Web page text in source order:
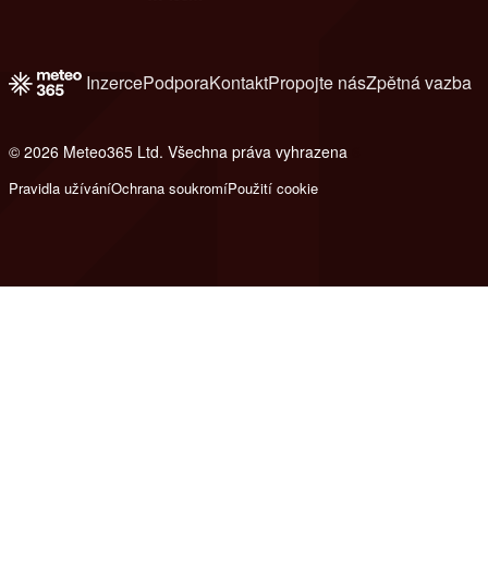
InzercePodporaKontaktPropojte násZpětná vazba
© 2026 Meteo365 Ltd. Všechna práva vyhrazena
Pravidla užíváníOchrana soukromíPoužití cookie